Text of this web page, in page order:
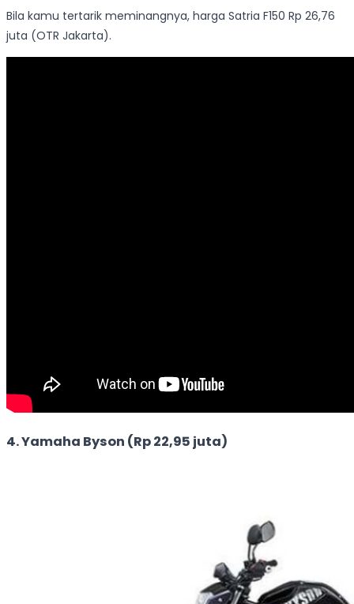
Bila kamu tertarik meminangnya, harga Satria F150 Rp 26,76
juta (OTR Jakarta).
4. Yamaha Byson (Rp 22,95 juta)